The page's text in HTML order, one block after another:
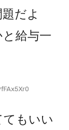
だよ
給与一
もいい